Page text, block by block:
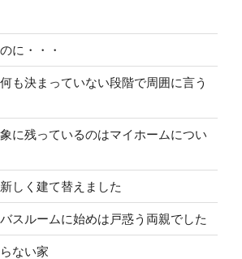
に・・・
も決まっていない段階で周囲に言う
に残っているのはマイホームについ
しく建て替えました
スルームに始めは戸惑う両親でした
ない家